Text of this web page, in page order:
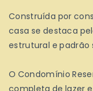
Construída por
casa se destaca
estrutural e padrão
O Condomínio